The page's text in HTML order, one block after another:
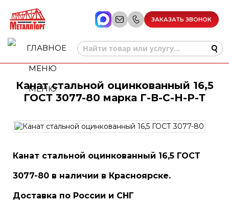
ЗАКАЗАТЬ ЗВОНОК
МЕНЮ
Канат стальной оцинкованный 16,5
ГОСТ 3077-80 марка Г-В-С-Н-Р-Т
Канат стальной оцинкованный 16,5 ГОСТ
3077-80 в наличии в Красноярске.
Доставка по России и СНГ